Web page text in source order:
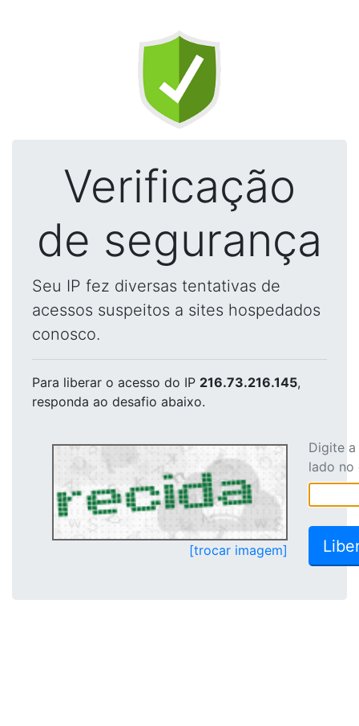
Verificação
de segurança
Seu IP fez diversas tentativas de
acessos suspeitos a sites hospedados
conosco.
Para liberar o acesso do IP 216.73.216.145,
responda ao desafio abaixo.
[trocar imagem]
Digite
lado no